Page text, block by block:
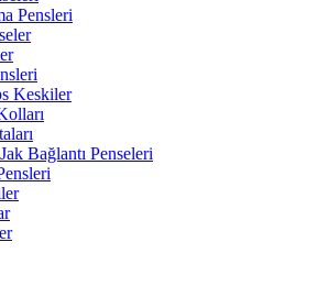
Pensleri
Keskiler
Bağlantı Penseleri